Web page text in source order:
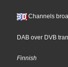
Channels
DAB over DVB
Finnish